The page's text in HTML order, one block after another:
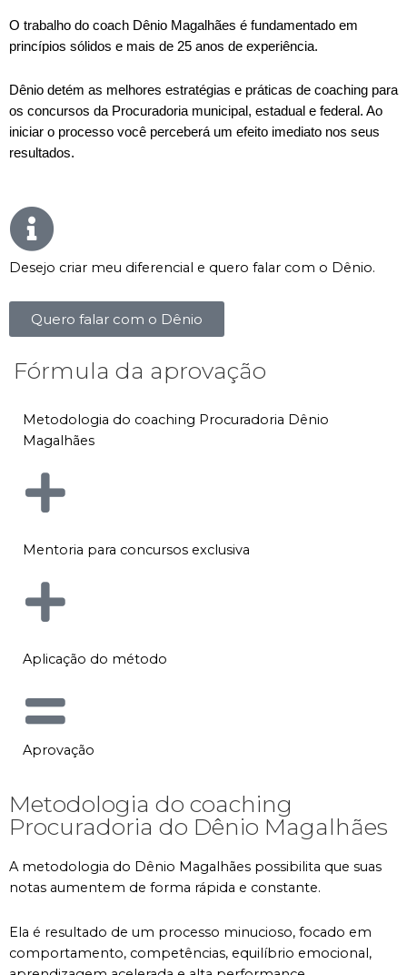
O trabalho do coach Dênio Magalhães é fundamentado em
princípios sólidos e mais de 25 anos de experiência.
Dênio detém as melhores estratégias e práticas de coaching para
os concursos da Procuradoria municipal, estadual e federal. Ao
iniciar o processo você perceberá um efeito imediato nos seus
resultados.
Desejo criar meu diferencial e quero falar com o Dênio.
Quero falar com o Dênio
Fórmula da aprovação
Metodologia do coaching Procuradoria Dênio
Magalhães
Mentoria para concursos exclusiva
Aplicação do método
Aprovação
Metodologia do coaching
Procuradoria do Dênio Magalhães
A metodologia do Dênio Magalhães possibilita que suas
notas aumentem de forma rápida e constante.
Ela é resultado de um processo minucioso, focado em
comportamento, competências, equilíbrio emocional,